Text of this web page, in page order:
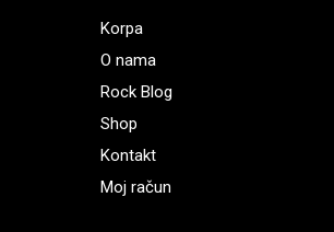
Korpa
O nama
Rock Blog
Shop
Kontakt
Moj račun